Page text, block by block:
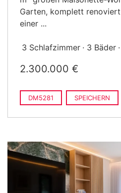
Garten, komplett
einer ...
3 Schlafzimmer 3 Bäder
2.300.000 €
DM5281 SPEICHERN